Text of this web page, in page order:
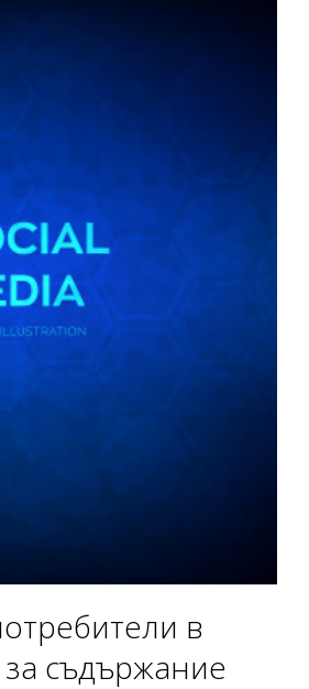
в
съдържание